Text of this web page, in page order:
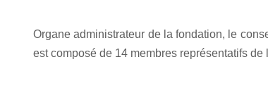
Organe administrateur de la fondation, le
est composé de 14 membres représentatifs